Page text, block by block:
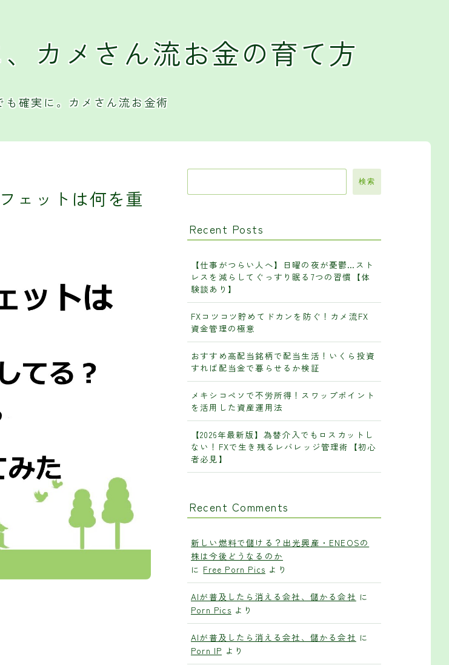
カメさん流お金の育て方
も確実に。カメさん流お金術
ェットは何を重
検索
Recent Posts
【仕事がつらい人へ】日曜の夜が憂鬱…スト
レスを減らしてぐっすり眠る7つの習慣【体
験談あり】
FXコツコツ貯めてドカンを防ぐ！カメ流FX
資金管理の極意
おすすめ高配当銘柄で配当生活！いくら投資
すれば配当金で暮らせるか検証
メキシコペソで不労所得！スワップポイント
を活用した資産運用法
【2026年最新版】為替介入でもロスカットし
ない！FXで生き残るレバレッジ管理術【初心
者必見】
Recent Comments
新しい燃料で儲ける？出光興産・ENEOSの
株は今後どうなるのか
に Free Porn Pics より
AIが普及したら消える会社、儲かる会社 に
Porn Pics より
AIが普及したら消える会社、儲かる会社 に
Porn IP より